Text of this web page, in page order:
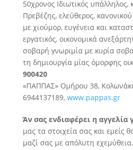
50χρονος Ιδιωτικός υπάλληλος,
Πρεβέζης, ελεύθερος,
με χιούμορ, ευγένεια και
εργατικός, οικονομικά
σοβαρή γνωριμία με κυρία
τη δημιουργία μίας όμορφης
900420
«ΠΑΠΠΑΣ» Ομήρου 38,
6944137189, www.pappas.gr
Άν σας ενδιαφέρει η αγγελία
μας τα στοιχεία σας και εμείς
μαζί σας με απόλυτη εχεμύθεια.